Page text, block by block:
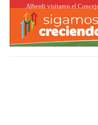
Alberdi visitaron el